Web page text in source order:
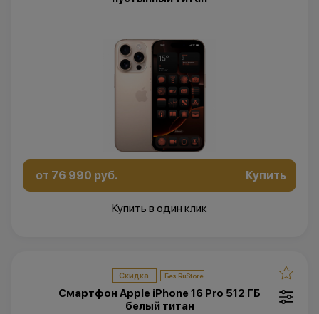
от 76 990 руб. Купить
Купить в один клик
Скидка
Смартфон Apple iPhone 16 Pro 512 ГБ
белый титан